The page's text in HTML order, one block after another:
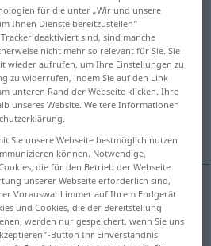
anklicken/antippen)
Mist, Quatsch
für die unter „Wir und unsere
Ihnen Dienste bereitzustellen“
deaktiviert sind, sind manche
nicht mehr so relevant für Sie. Sie
wieder aufrufen, um Ihre Einstellungen zu
zu widerrufen, indem Sie auf den Link
unteren Rand der Webseite klicken. Ihre
unseres Website. Weitere Informationen
Sie unsere Webseite bestmöglich nutzen
können. Notwendige,
die für den Betrieb der Webseite
unserer Webseite erforderlich sind,
Vorauswahl immer auf Ihrem Endgerät
und Cookies, die der Bereitstellung
werden nur gespeichert, wenn Sie uns
Button Ihr Einverständnis